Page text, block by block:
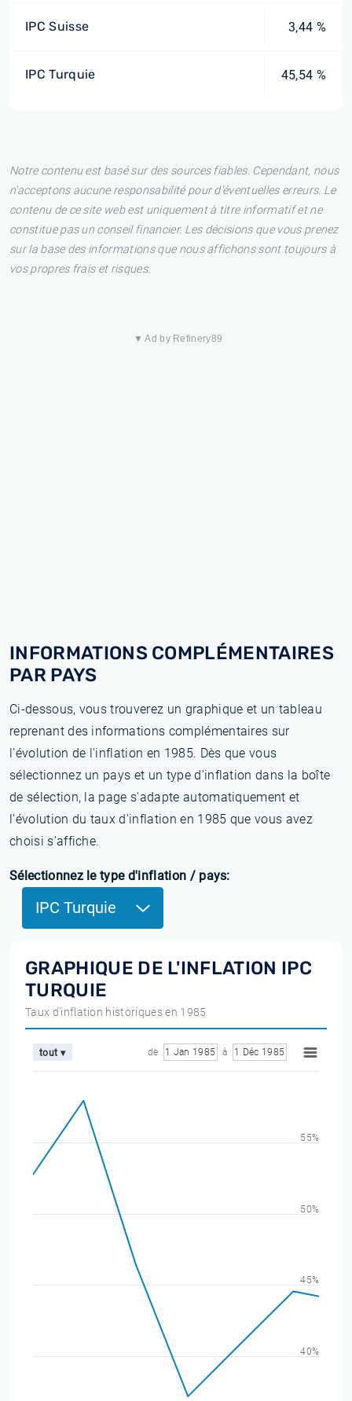
IPC Suisse 3,44 %
IPC Turquie 45,54 %
Notre contenu est basé sur des sources fiables. Cependant, nous
n'acceptons aucune responsabilité pour d'éventuelles erreurs. Le
contenu de ce site web est uniquement à titre informatif et ne
constitue pas un conseil financier. Les décisions que vous prenez
sur la base des informations que nous affichons sont toujours à
vos propres frais et risques.
▼ Ad by Refinery89
INFORMATIONS COMPLÉMENTAIRES
PAR PAYS
Ci-dessous, vous trouverez un graphique et un tableau
reprenant des informations complémentaires sur
l’évolution de l'inflation en 1985. Dès que vous
sélectionnez un pays et un type d'inflation dans la boîte
de sélection, la page s'adapte automatiquement et
l'évolution du taux d'inflation en 1985 que vous avez
choisi s'affiche.
Sélectionnez le type d'inflation / pays:
IPC Turquie
GRAPHIQUE DE L'INFLATION IPC
TURQUIE
Taux d'inflation historiques en 1985
tout ▾ de 1 Jan 1985 à 1 Déc 1985
40%
50%
45%
55%